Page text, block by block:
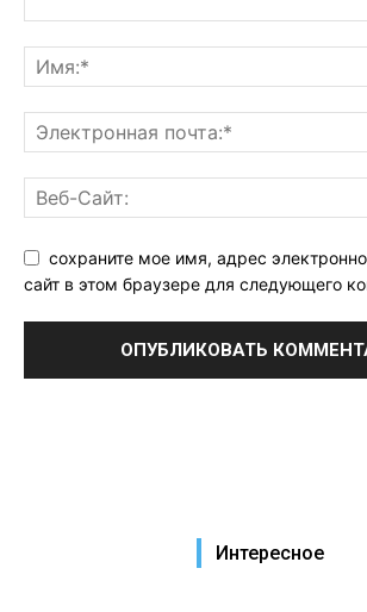
сохраните мое имя, адрес
сайт в этом браузере для следующего
Интересное